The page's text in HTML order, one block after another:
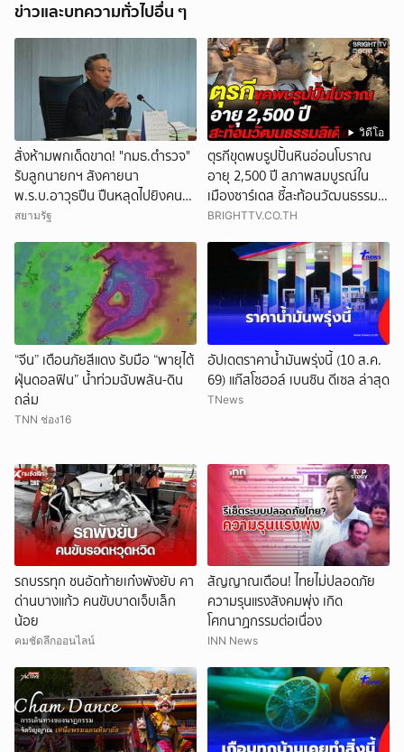
ข่าวและบทความทั่วไปอื่น ๆ
สั่งห้ามพกเด็ดขาด! "กมธ.ตำรวจ"
รับลูกนายกฯ สังคายนา
พ.ร.บ.อาวุธปืน ปืนหลุดไปยิงคน
"เจ้าของต้องติดคุกด้วย"
สยามรัฐ
วิดีโอ
ตุรกีขุดพบรูปปั้นหินอ่อนโบราณ
อายุ 2,500 ปี สภาพสมบูรณ์ใน
เมืองซาร์เดส ชี้สะท้อนวัฒนธรรมลิ
เดีย
BRIGHTTV.CO.TH
“จีน” เตือนภัยสีแดง รับมือ “พายุไต้
ฝุ่นดอลฟิน” น้ำท่วมฉับพลัน-ดิน
ถล่ม
TNN ช่อง16
อัปเดตราคาน้ำมันพรุ่งนี้ (10 ส.ค.
69) แก๊สโซฮอล์ เบนซิน ดีเซล ล่าสุด
TNews
รถบรรทุก ชนอัดท้ายเก๋งพังยับ คา
ด่านบางแก้ว คนขับบาดเจ็บเล็ก
น้อย
คมชัดลึกออนไลน์
สัญญาณเตือน! ไทยไม่ปลอดภัย
ความรุนแรงสังคมพุ่ง เกิด
โศกนาฏกรรมต่อเนื่อง
INN News